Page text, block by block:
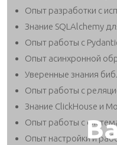
Опыт разработки с
Знание SQLAlchemy
Опыт работы с
Опыт асинхронной
Уверенные знания
Опыт работы с
Знание ClickHouse и
Опыт работы с
Опыт настройки и